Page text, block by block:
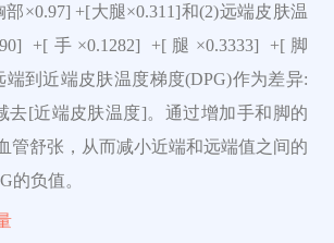
部×0.97] +[大腿×0.311]和(2)远端皮肤温
+[手×0.1282] +[腿×0.3333] +[脚
端到近端皮肤温度梯度(DPG)作为差异:
去[近端皮肤温度]。通过增加手和脚的
管舒张，从而减小近端和远端值之间的
的负值。